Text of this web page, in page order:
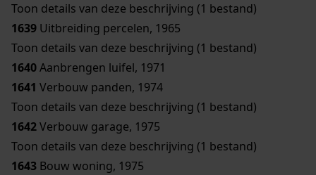
Toon details van deze beschrijving (1 bestand)
1639 Uitbreiding percelen, 1965
Toon details van deze beschrijving (1 bestand)
1640Aanbrengen luifel, 1971
1641 Verbouw panden, 1974
Toon details van deze beschrijving (1 bestand)
1642Verbouw garage, 1975
Toon details van deze beschrijving (1 bestand)
1643 Bouw woning, 1975